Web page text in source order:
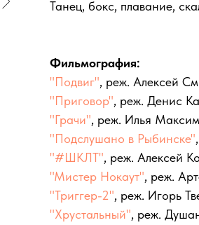
Танец, бокс, плавание,
Фильмография:
"Подвиг", реж. Алексей
"Приговор", реж. Денис
"Грачи", реж. Илья
"Подслушано в Рыбинске"
"#ШКЛТ", реж. Алексей
"Мистер Нокаут", реж.
"Триггер-2", реж. Игорь
"Хрустальный", реж.